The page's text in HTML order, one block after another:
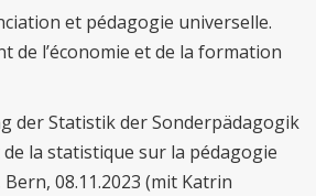
et pédagogie universelle.
de l’économie et de la formation
der Statistik der Sonderpädagogik
la statistique sur la pédagogie
Bern, 08.11.2023 (mit Katrin